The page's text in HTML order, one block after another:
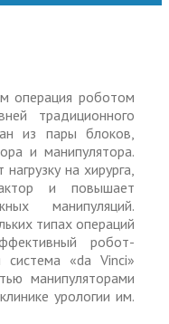
операция роботом
традиционного
из пары блоков,
и манипулятора.
на хирурга,
и повышает
манипуляций.
типах операций
робот-
система «da Vinci»
манипуляторами
урологии им.